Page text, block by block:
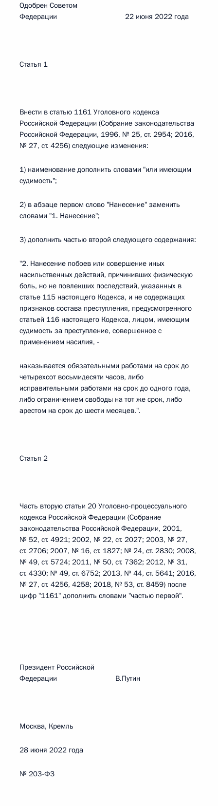
Одобрен Советом
Федерации 22 июня 2022 года
Статья 1
Внести в статью 1161 Уголовного кодекса
Российской Федерации (Собрание законодательства
Российской Федерации, 1996, № 25, ст. 2954; 2016,
№ 27, ст. 4256) следующие изменения:
1) наименование дополнить словами "или имеющим
судимость";
2) в абзаце первом слово "Нанесение" заменить
словами "1. Нанесение";
3) дополнить частью второй следующего содержания:
"2. Нанесение побоев или совершение иных
насильственных действий, причинивших физическую
боль, но не повлекших последствий, указанных в
статье 115 настоящего Кодекса, и не содержащих
признаков состава преступления, предусмотренного
статьей 116 настоящего Кодекса, лицом, имеющим
судимость за преступление, совершенное с
применением насилия, -
наказывается обязательными работами на срок до
четырехсот восьмидесяти часов, либо
исправительными работами на срок до одного года,
либо ограничением свободы на тот же срок, либо
арестом на срок до шести месяцев.".
Статья 2
Часть вторую статьи 20 Уголовно-процессуального
кодекса Российской Федерации (Собрание
законодательства Российской Федерации, 2001,
№ 52, ст. 4921; 2002, № 22, ст. 2027; 2003, № 27,
ст. 2706; 2007, № 16, ст. 1827; № 24, ст. 2830; 2008,
№ 49, ст. 5724; 2011, № 50, ст. 7362; 2012, № 31,
ст. 4330; № 49, ст. 6752; 2013, № 44, ст. 5641; 2016,
№ 27, ст. 4256, 4258; 2018, № 53, ст. 8459) после
цифр "1161" дополнить словами "частью первой".
Президент Российской
Федерации В.Путин
Москва, Кремль
28 июня 2022 года
№ 203-ФЗ